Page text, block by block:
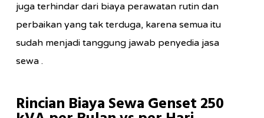
juga terhindar dari biaya perawatan rutin dan
perbaikan yang tak terduga, karena semua itu
sudah menjadi tanggung jawab penyedia jasa
sewa .
Rincian Biaya Sewa Genset 250